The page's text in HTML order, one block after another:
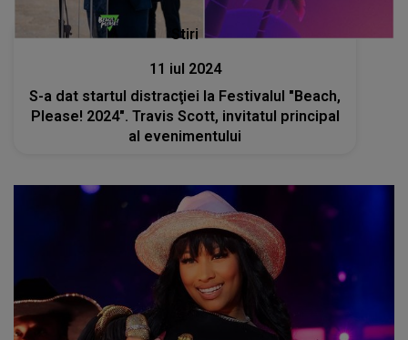
Stiri
11 iul 2024
S-a dat startul distracţiei la Festivalul "Beach,
Please! 2024". Travis Scott, invitatul principal
al evenimentului